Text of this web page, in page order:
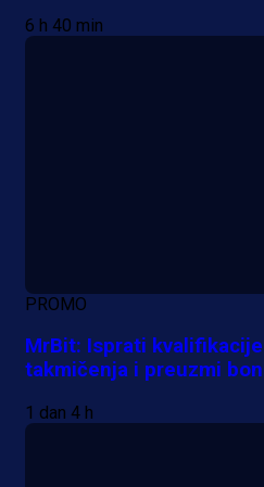
6 h 40 min
PROMO
MrBit: Isprati
takmičenja i preuzmi
1 dan 4 h